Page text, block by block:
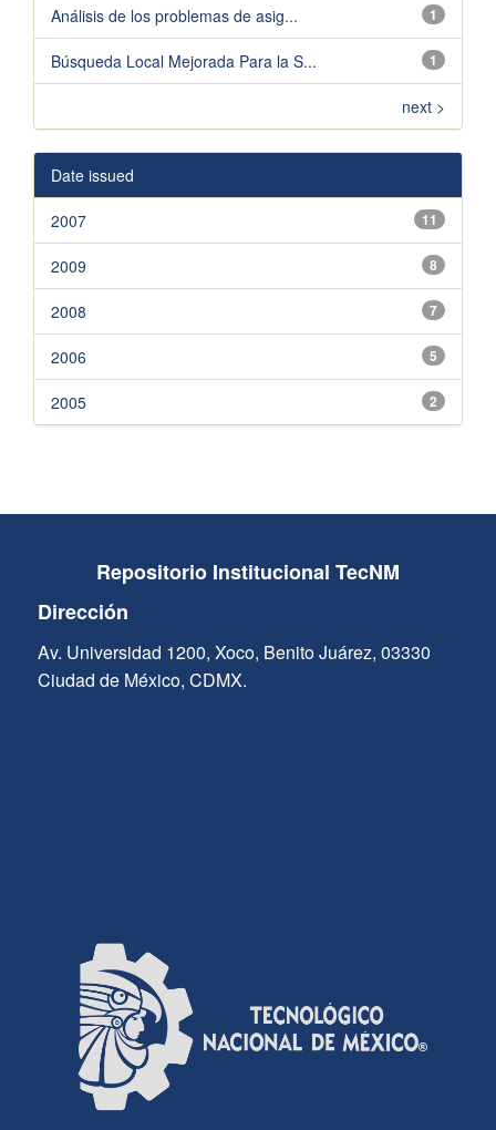
1
Análisis de los problemas de asig...
1
Búsqueda Local Mejorada Para la S...
next >
Date issued
11
2007
8
2009
7
2008
5
2006
2
2005
Repositorio Institucional TecNM
Dirección
Av. Universidad 1200, Xoco, Benito Juárez, 03330
Ciudad de México, CDMX.